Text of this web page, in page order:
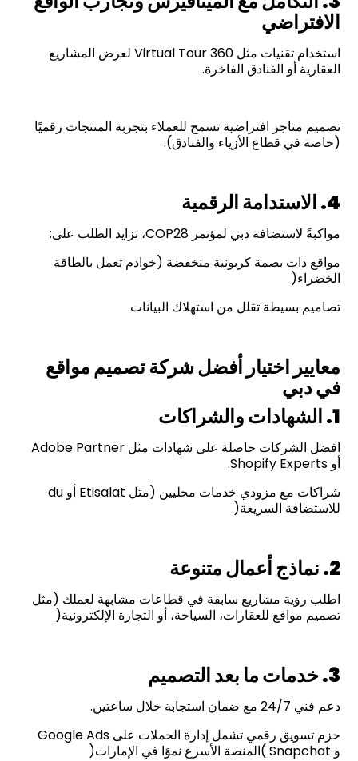
الافتراضي
استخدام تقنيات مثل 360 Virtual Tour لعرض المشاريع
العقارية أو الفنادق الفاخرة.
تصميم متاجر افتراضية تسمح للعملاء بتجربة المنتجات رقميًا
(خاصة في قطاع الأزياء والفنادق).
4. الاستدامة الرقمية
مواكبةً لاستضافة دبي لمؤتمر COP28، تزايد الطلب على:
مواقع ذات بصمة كربونية منخفضة (خوادم تعمل بالطاقة
الخضراء(
تصاميم بسيطة تقلل من استهلاك البيانات.
معايير اختيار أفضل شركة تصميم مواقع
في دبي
1. الشهادات والشراكات
افضل الشركات حاصلة على شهادات مثل Adobe Partner
أو Shopify Experts.
شراكات مع مزودي خدمات محليين (مثل Etisalat أو du
للاستضافة السريعة(
2. نماذج أعمال متنوعة
اطلب رؤية مشاريع سابقة في قطاعات مشابهة لعملك (مثل
تصميم مواقع للعقارات، السياحة، أو التجارة الإلكترونية(
3. خدمات ما بعد التصميم
دعم فني 24/7 مع ضمان استجابة خلال ساعتين.
حزم تسويق رقمي تشمل إدارة الحملات على Google Ads
و Snapchat )المنصة الأسرع نموًا في الإمارات(